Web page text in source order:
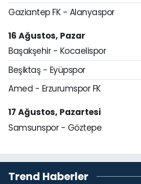
Gaziantep FK - Alanyaspor
16 Ağustos, Pazar
Başakşehir - Kocaelispor
Beşiktaş - Eyüpspor
Amed - Erzurumspor FK
17 Ağustos, Pazartesi
Samsunspor - Göztepe
Trend Haberler